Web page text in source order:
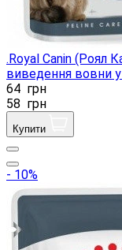
.Royal Canin (Роял
виведення вовни у
64 грн
58 грн
Купити
- 10%